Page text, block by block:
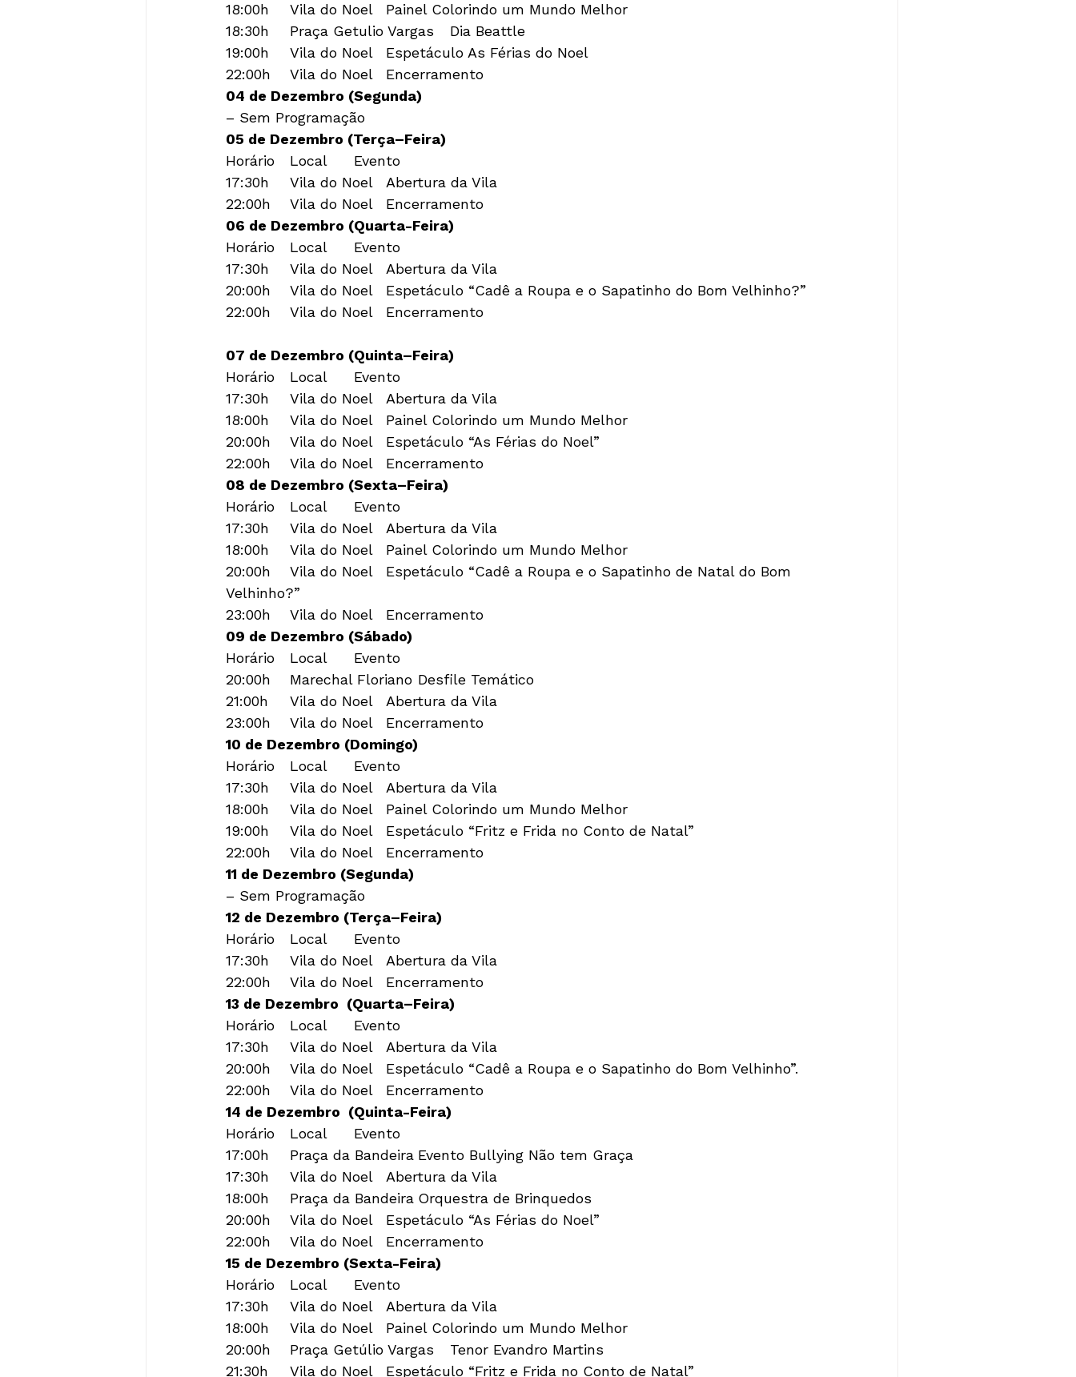
18:00h	Vila do Noel	Painel Colorindo um Mundo Melhor
18:30h	Praça Getulio Vargas	Dia Beattle
19:00h	Vila do Noel	Espetáculo As Férias do Noel
22:00h	Vila do Noel	Encerramento
04 de Dezembro (Segunda)
– Sem Programação
05 de Dezembro (Terça–Feira)
Horário	Local	Evento
17:30h	Vila do Noel	Abertura da Vila
22:00h	Vila do Noel	Encerramento
06 de Dezembro (Quarta-Feira)
Horário	Local	Evento
17:30h	Vila do Noel	Abertura da Vila
20:00h	Vila do Noel	Espetáculo “Cadê a Roupa e o Sapatinho do Bom Velhinho?”
22:00h	Vila do Noel	Encerramento
07 de Dezembro (Quinta–Feira)
Horário	Local	Evento
17:30h	Vila do Noel	Abertura da Vila
18:00h	Vila do Noel	Painel Colorindo um Mundo Melhor
20:00h	Vila do Noel	Espetáculo “As Férias do Noel”
22:00h	Vila do Noel	Encerramento
08 de Dezembro (Sexta–Feira)
Horário	Local	Evento
17:30h	Vila do Noel	Abertura da Vila
18:00h	Vila do Noel	Painel Colorindo um Mundo Melhor
20:00h	Vila do Noel	Espetáculo “Cadê a Roupa e o Sapatinho de Natal do Bom
Velhinho?”
23:00h	Vila do Noel	Encerramento
09 de Dezembro (Sábado)
Horário	Local	Evento
20:00h	Marechal Floriano	Desfile Temático
21:00h	Vila do Noel	Abertura da Vila
23:00h	Vila do Noel	Encerramento
10 de Dezembro (Domingo)
Horário	Local	Evento
17:30h	Vila do Noel	Abertura da Vila
18:00h	Vila do Noel	Painel Colorindo um Mundo Melhor
19:00h	Vila do Noel	Espetáculo “Fritz e Frida no Conto de Natal”
22:00h	Vila do Noel	Encerramento
11 de Dezembro (Segunda)
– Sem Programação
12 de Dezembro (Terça–Feira)
Horário	Local	Evento
17:30h	Vila do Noel	Abertura da Vila
22:00h	Vila do Noel	Encerramento
13 de Dezembro  (Quarta–Feira)
Horário	Local	Evento
17:30h	Vila do Noel	Abertura da Vila
20:00h	Vila do Noel	Espetáculo “Cadê a Roupa e o Sapatinho do Bom Velhinho”.
22:00h	Vila do Noel	Encerramento
14 de Dezembro  (Quinta-Feira)
Horário	Local	Evento
17:00h	Praça da Bandeira	Evento Bullying Não tem Graça
17:30h	Vila do Noel	Abertura da Vila
18:00h	Praça da Bandeira	Orquestra de Brinquedos
20:00h	Vila do Noel	Espetáculo “As Férias do Noel”
22:00h	Vila do Noel	Encerramento
15 de Dezembro (Sexta-Feira)
Horário	Local	Evento
17:30h	Vila do Noel	Abertura da Vila
18:00h	Vila do Noel	Painel Colorindo um Mundo Melhor
20:00h	Praça Getúlio Vargas	Tenor Evandro Martins
21:30h	Vila do Noel	Espetáculo “Fritz e Frida no Conto de Natal”